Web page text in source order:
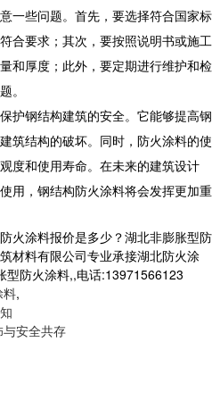
一些问题。首先，要选择符合国家标
合要求；其次，要按照说明书或施工
和厚度；此外，要定期进行维护和检
。
护钢结构建筑的安全。它能够提高钢
筑结构的破坏。同时，防火涂料的使
度和使用寿命。在未来的建筑设计
用，钢结构防火涂料将会发挥更加重
火涂料报价是多少？湖北非膨胀型防
材料有限公司专业承接湖北防火涂
型防火涂料,,电话:13971566123
料,
安全共存